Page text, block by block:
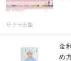
サクラ出版
金
め